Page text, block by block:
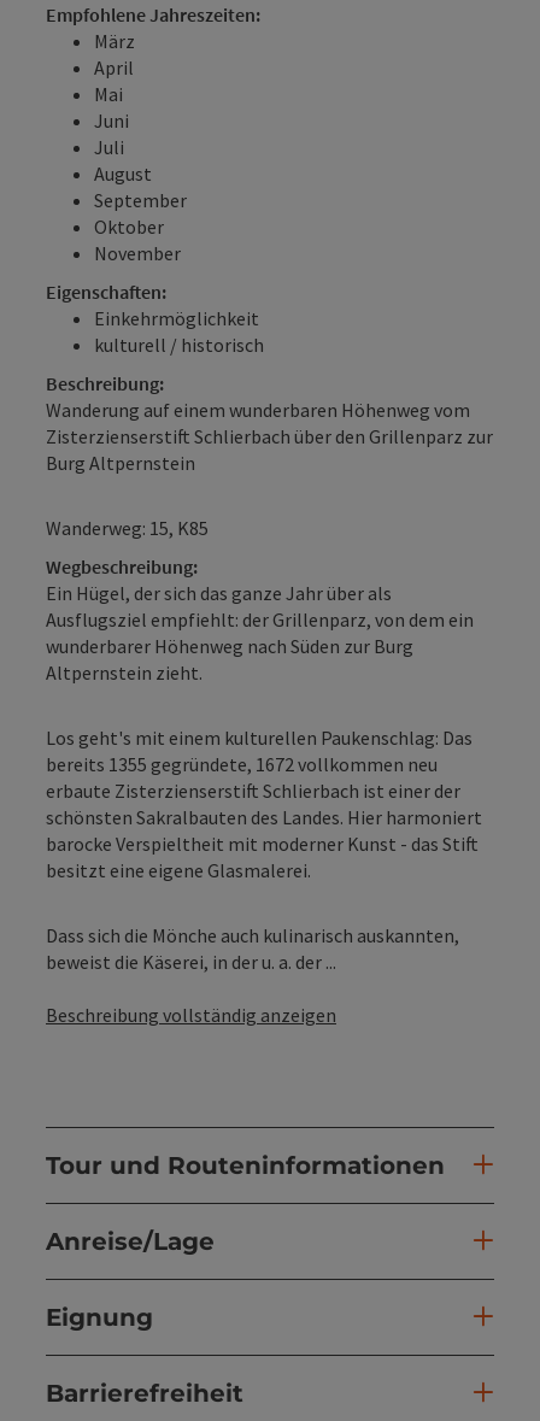
Empfohlene Jahreszeiten:
März
April
Mai
Juni
Juli
August
September
Oktober
November
Eigenschaften:
Einkehrmöglichkeit
kulturell / historisch
Beschreibung:
Wanderung auf einem wunderbaren Höhenweg vom
Zisterzienserstift Schlierbach über den Grillenparz zur
Burg Altpernstein
Wanderweg: 15, K85
Wegbeschreibung:
Ein Hügel, der sich das ganze Jahr über als
Ausflugsziel empfiehlt: der Grillenparz, von dem ein
wunderbarer Höhenweg nach Süden zur Burg
Altpernstein zieht.
Los geht's mit einem kulturellen Paukenschlag: Das
bereits 1355 gegründete, 1672 vollkommen neu
erbaute Zisterzienserstift Schlierbach ist einer der
schönsten Sakralbauten des Landes. Hier harmoniert
barocke Verspieltheit mit moderner Kunst - das Stift
besitzt eine eigene Glasmalerei.
Dass sich die Mönche auch kulinarisch auskannten,
beweist die Käserei, in der u. a. der ...
Beschreibung vollständig anzeigen
Tour und Routeninformationen
Anreise/Lage
Eignung
Barrierefreiheit